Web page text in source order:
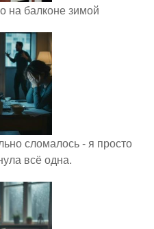
на балконе зимой
сломалось - я просто
всё одна.